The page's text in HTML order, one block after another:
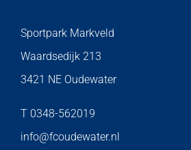
Sportpark Markveld
Waardsedijk 213
3421 NE Oudewater
T 0348-562019
info@fcoudewater.nl